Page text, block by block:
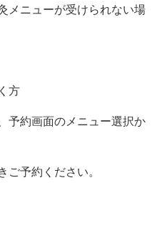
メニューが受けられない場
方
予約画面のメニュー選択か
ご予約ください。